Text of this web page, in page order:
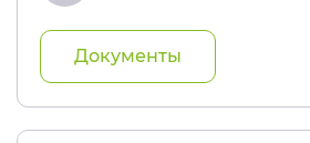
Документы